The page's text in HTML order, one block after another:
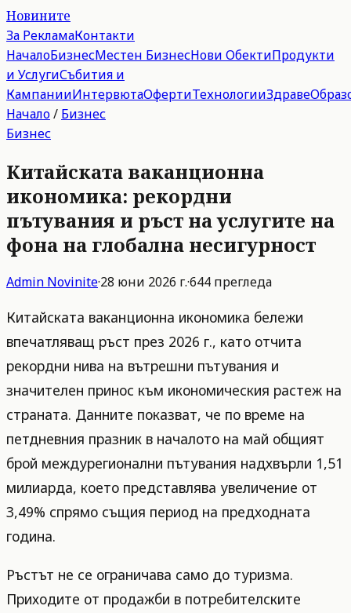
Новините
За РекламаКонтакти
НачалоБизнесМестен БизнесНови ОбектиПродукти
и УслугиСъбития и
КампанииИнтервютаОфертиТехнологииЗдраве
Начало/ Бизнес
Бизнес
Китайската ваканционна
икономика: рекордни
пътувания и ръст на услугите на
фона на глобална несигурност
Admin Novinite·28 юни 2026 г.·644 прегледа
Китайската ваканционна икономика бележи
впечатляващ ръст през 2026 г., като отчита
рекордни нива на вътрешни пътувания и
значителен принос към икономическия растеж на
страната. Данните показват, че по време на
петдневния празник в началото на май общият
брой междурегионални пътувания надхвърли 1,51
милиарда, което представлява увеличение от
3,49% спрямо същия период на предходната
година.
Ръстът не се ограничава само до туризма.
Приходите от продажби в потребителските